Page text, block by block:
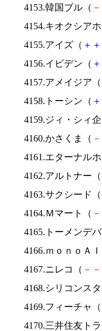
4153.韓国ブル（ －
4154.キオクシア
4155.アイズ（ ＋ ＋
4156.イビデン（ ＋
4157.アメイジア（
4158.トーシン（ ＋
4159.ジィ・シィ
4160.かさくま（ －
4161.エターナル
4162.アルトナー（
4163.サクシード（
4164.Ｍマート（ －
4165.トーメンデ
4166.ｍｏｎｏＡ
4167.ニレコ（ － －
4168.シリコンス
4169.フィーチャ（
4170.三井住友ト